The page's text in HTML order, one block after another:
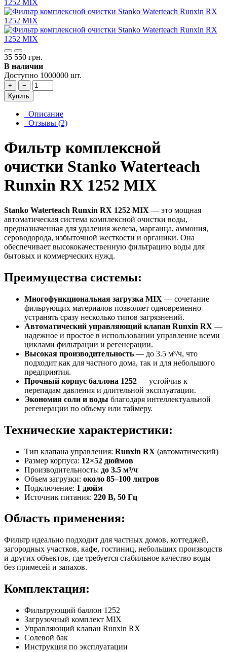
35 550 грн.
В наличии
Доступно 1000000 шт.
+
−
Купить
Описание
Отзывы (2)
Фильтр комплексной
очистки Stanko Waterteach
Runxin RX 1252 MIX
Stanko Waterteach Runxin RX 1252 MIX — это мощная
автоматическая система комплексной очистки воды,
предназначенная для удаления железа, марганца, аммония,
сероводорода, избыточной жесткости и органики. Она
обеспечивает высококачественную фильтрацию воды для
бытовых и коммерческих нужд.
Преимущества системы:
Многофункциональная загрузка MIX — сочетание
фильрующих материалов позволяет одновременно
устранять сразу несколько типов загрязнений.
Автоматический управляющий клапан Runxin RX —
надежное и простое в использовании управление всеми
циклами фильтрации и регенерации.
Высокая производительность — до 3.5 м³/ч, что
подходит как для частного дома, так и для небольшого
предприятия.
Прочный корпус баллона 1252 — устойчив к
перепадам давления и длительной эксплуатации.
Экономия соли и воды благодаря интеллектуальной
регенерации по объему или таймеру.
Технические характеристики:
Тип клапана управления: Runxin RX (автоматический)
Размер корпуса: 12×52 дюймов
Производительность: до 3.5 м³/ч
Объем загрузки: около 85–100 литров
Подключение: 1 дюйм
Источник питания: 220 В, 50 Гц
Область применения:
Фильтр идеально подходит для частных домов, коттеджей,
загородных участков, кафе, гостиниц, небольших производств
и других объектов, где требуется стабильное качество воды
без примесей и запахов.
Комплектация:
Фильтрующий баллон 1252
Загрузочный комплект MIX
Управляющий клапан Runxin RX
Солевой бак
Инструкция по эксплуатации